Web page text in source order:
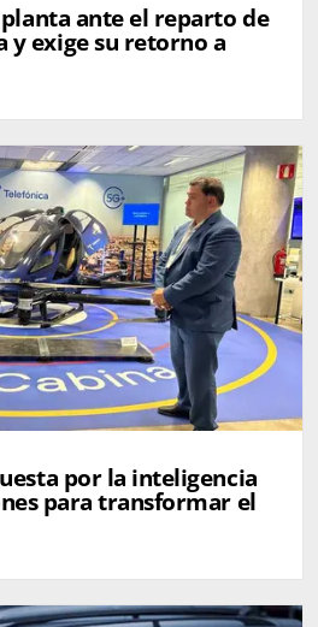
ante el reparto de
y exige su retorno a
por la inteligencia
para transformar el